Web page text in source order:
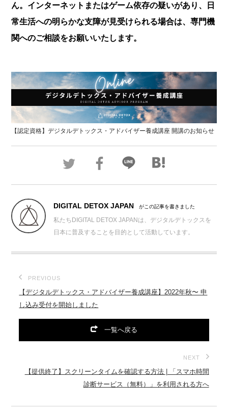
ん。インターネットまたはゲーム依存の疑いがあり、日
常生活への明らかな支障が見受けられる場合は、専門機
関へのご相談をお願いいたします。
【認定資格】デジタルデトックス・アドバイザー養成講座 開講のお知らせ
DIGITAL DETOX JAPAN がこの記事を書きました
私たちDIGITAL DETOX JAPANは、デジタルデトックスを
日本に普及することを目的として活動しています。
PREVIOUS
【デジタルデトックス・アドバイザー養成講座】2022年秋〜 申
し込み受付を開始しました
一覧へ戻る
NEXT
【提供終了】スクリーンタイムを確認する方法 | 「スマホ時間
診断サービス（無料）」を利用される方へ